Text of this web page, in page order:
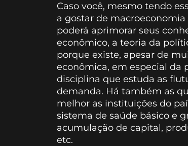
Caso você, mesmo tendo
a gostar de
poderá aprimorar seus
econômico, a teoria da
porque existe, apesar de
econômica, em especial da
disciplina que estuda as
demanda. Há também as
melhor as instituições do
sistema de saúde básico e
acumulação de capital,
etc.